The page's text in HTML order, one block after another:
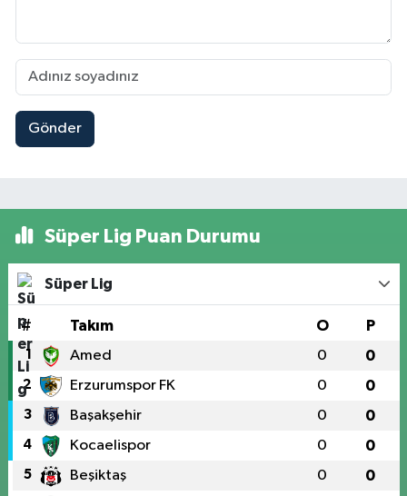
Gönder
Süper Lig Puan Durumu
Süper Lig
# Takım O P
1 Amed 0 0
2 Erzurumspor FK 0 0
3 Başakşehir 0 0
4 Kocaelispor 0 0
5 Beşiktaş 0 0